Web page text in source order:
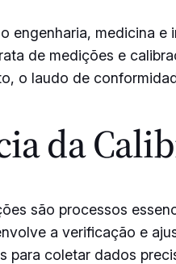
engenharia, medicina
de medições e
o laudo de
da
são processos
a verificação e
para coletar dados